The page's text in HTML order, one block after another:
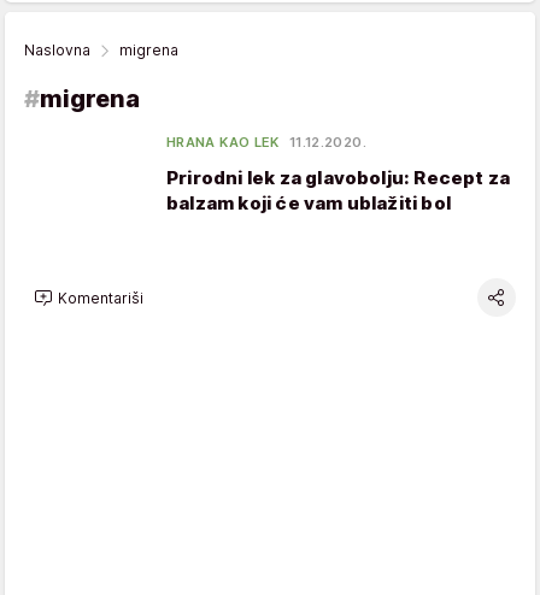
Naslovna migrena
#migrena
HRANA KAO LEK 11.12.2020.
Prirodni lek za glavobolju: Recept za
balzam koji će vam ublažiti bol
Komentariši